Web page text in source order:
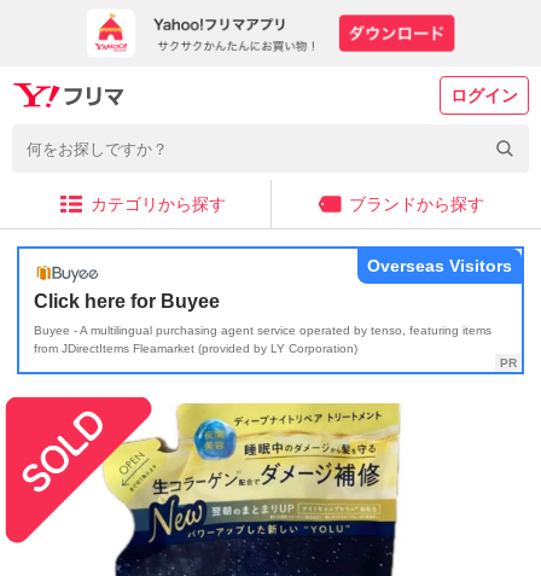
ログイン
カテゴリから探す ブランドから探す
Click here for Buyee
Buyee - A multilingual purchasing agent service operated by tenso, featuring items
from JDirectItems Fleamarket (provided by LY Corporation)
Overseas Visitors